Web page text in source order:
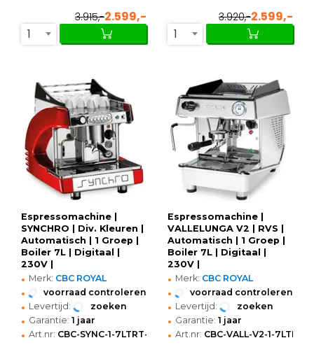
3.915,-2.599,-
1
3.920,-2.599,-
1
Espressomachine |
SYNCHRO | Div. Kleuren |
Automatisch | 1 Groep |
Boiler 7L | Digitaal |
230V |
468x593x557(h)mm
• Merk: CBC ROYAL
• voorraad controleren
• Levertijd: zoeken
• Garantie: 1 jaar
• Art.nr: CBC-SYNC-1-7LTRT-ROSSA
Espressomachine |
VALLELUNGA V2 | RVS |
Automatisch | 1 Groep |
Boiler 7L | Digitaal |
230V |
449x607x521(h)mm
• Merk: CBC ROYAL
• voorraad controleren
• Levertijd: zoeken
• Garantie: 1 jaar
• Art.nr: CBC-VALL-V2-1-7LTRT